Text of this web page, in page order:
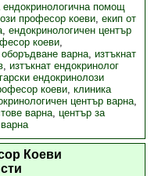
ендокринологична помощ
професор коеви, екип от
, ендокринологичен център
коеви,
варна, изтъкнат
, изтъкнат ендокринолог
ендокринолози
коеви, клиника
център варна,
варна, център за
Коеви